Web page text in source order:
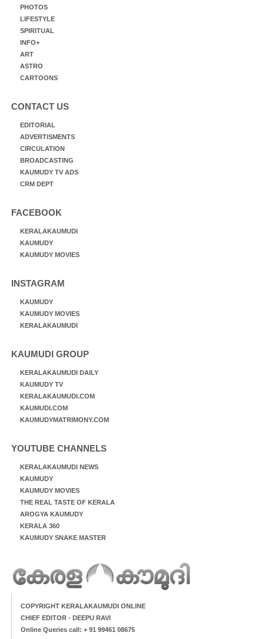
PHOTOS
LIFESTYLE
SPIRITUAL
INFO+
ART
ASTRO
CARTOONS
CONTACT US
EDITORIAL
ADVERTISMENTS
CIRCULATION
BROADCASTING
KAUMUDY TV ADS
CRM DEPT
FACEBOOK
KERALAKAUMUDI
KAUMUDY
KAUMUDY MOVIES
INSTAGRAM
KAUMUDY
KAUMUDY MOVIES
KERALAKAUMUDI
KAUMUDI GROUP
KERALAKAUMUDI DAILY
KAUMUDY TV
KERALAKAUMUDI.COM
KAUMUDI.COM
KAUMUDYMATRIMONY.COM
YOUTUBE CHANNELS
KERALAKAUMUDI NEWS
KAUMUDY
KAUMUDY MOVIES
THE REAL TASTE OF KERALA
AROGYA KAUMUDY
KERALA 360
KAUMUDY SNAKE MASTER
COPYRIGHT KERALAKAUMUDI ONLINE
CHIEF EDITOR - DEEPU RAVI
Online Queries call: + 91 99461 08675